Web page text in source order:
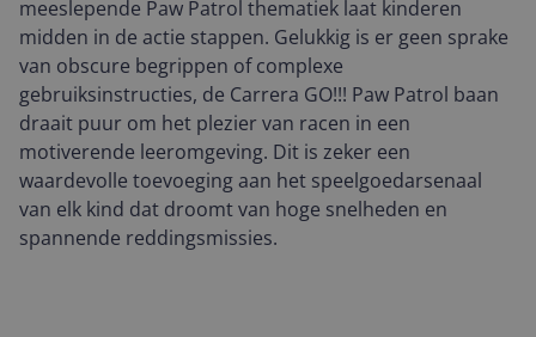
meeslepende Paw Patrol thematiek laat kinderen
midden in de actie stappen. Gelukkig is er geen sprake
van obscure begrippen of complexe
gebruiksinstructies, de Carrera GO!!! Paw Patrol baan
draait puur om het plezier van racen in een
motiverende leeromgeving. Dit is zeker een
waardevolle toevoeging aan het speelgoedarsenaal
van elk kind dat droomt van hoge snelheden en
spannende reddingsmissies.